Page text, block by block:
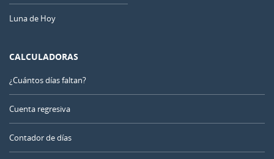
Luna de Hoy
CALCULADORAS
¿Cuántos días faltan?
Cuenta regresiva
Contador de días